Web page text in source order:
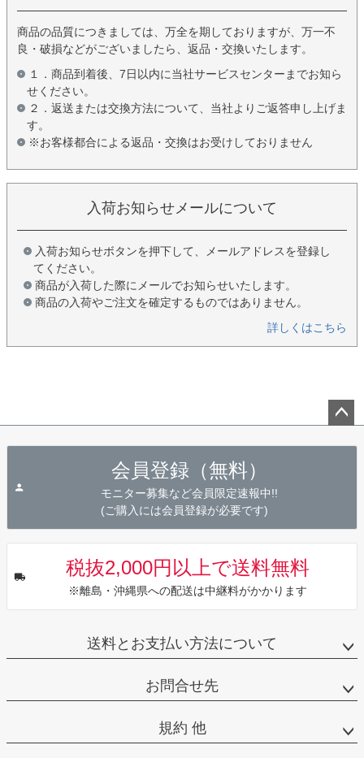
商品の品質につきましては、万全を期しておりますが、万一不
良・破損などがございましたら、返品・交換いたします。
１．商品到着後、7日以内に当社サービスセンターまでお知ら
せください。
２．返送または交換方法について、当社よりご返答申し上げま
す。
※お客様都合による返品・交換はお受けしておりません
入荷お知らせメールについて
入荷お知らせボタンを押下して、メールアドレスを登録し
てください。
商品が入荷した際にメールでお知らせいたします。
商品の入荷やご注文を確定するものではありません。
詳しくはこちら
会員登録（無料）
モニター募集など会員限定速報中!!
(ご購入には会員登録が必要です)
税抜2,000円以上で送料無料
※離島・沖縄県への配送は中継料がかかります
送料とお支払い方法について
お問合せ先
規約 他